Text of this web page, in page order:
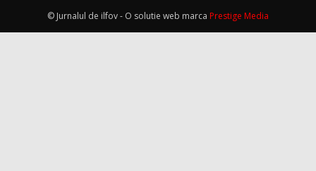
© Jurnalul de ilfov - O solutie web marca Prestige Media